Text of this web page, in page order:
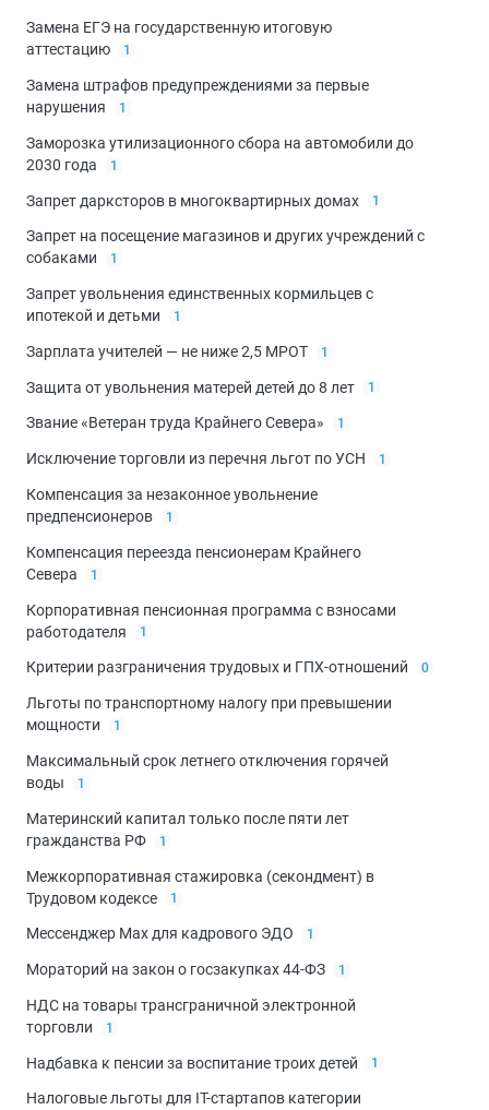
Замена ЕГЭ на государственную итоговую
аттестацию
1
Замена штрафов предупреждениями за первые
нарушения
1
Заморозка утилизационного сбора на автомобили до
2030 года
1
Запрет дарксторов в многоквартирных домах 1
Запрет на посещение магазинов и других учреждений с
собаками
1
Запрет увольнения единственных кормильцев с
ипотекой и детьми
1
Зарплата учителей — не ниже 2,5 МРОТ 1
Защита от увольнения матерей детей до 8 лет 1
Звание «Ветеран труда Крайнего Севера» 1
Исключение торговли из перечня льгот по УСН 1
Компенсация за незаконное увольнение
предпенсионеров
1
Компенсация переезда пенсионерам Крайнего
Севера
1
Корпоративная пенсионная программа с взносами
работодателя
1
Критерии разграничения трудовых и ГПХ-отношений 0
Льготы по транспортному налогу при превышении
мощности
1
Максимальный срок летнего отключения горячей
воды
1
Материнский капитал только после пяти лет
гражданства РФ
1
Межкорпоративная стажировка (секондмент) в
Трудовом кодексе
1
Мессенджер Max для кадрового ЭДО 1
Мораторий на закон о госзакупках 44-ФЗ 1
НДС на товары трансграничной электронной
торговли
1
Надбавка к пенсии за воспитание троих детей 1
Налоговые льготы для IT-стартапов категории